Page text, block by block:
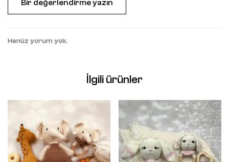
Bir değerlendirme yazın
Henüz yorum yok.
İlgili ürünler